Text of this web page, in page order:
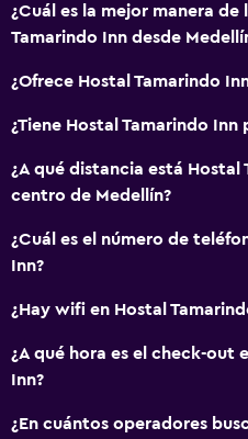
¿Cuál es la mejor manera de
Tamarindo Inn desde
¿Ofrece Hostal Tamarindo
¿Tiene Hostal Tamarindo Inn
¿A qué distancia está Hostal
centro de Medellín?
¿Cuál es el número de
Inn?
¿Hay wifi en Hostal
¿A qué hora es el check-out
Inn?
¿En cuántos operadores